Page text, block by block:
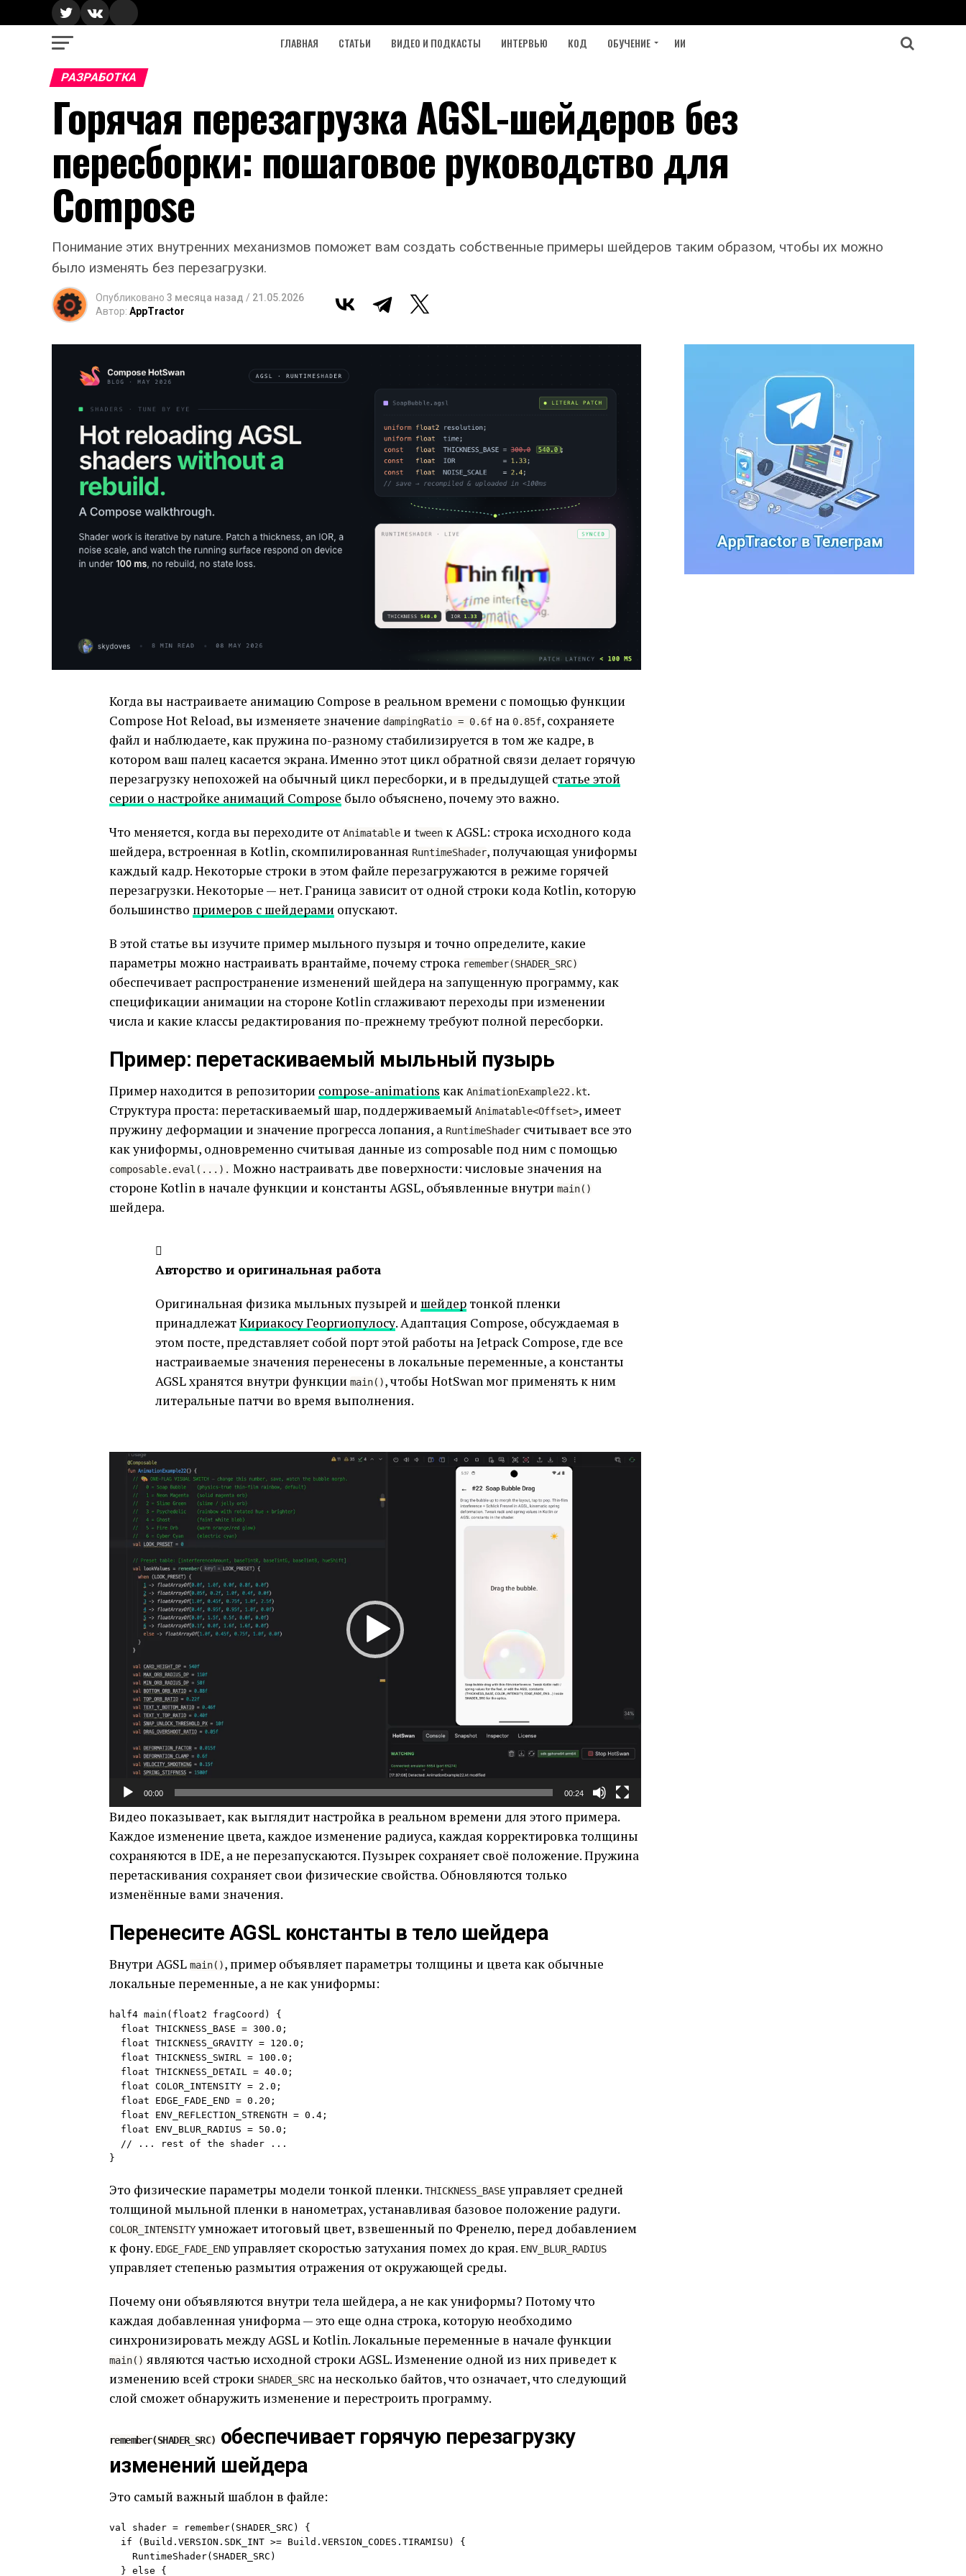
ГЛАВНАЯ СТАТЬИ ВИДЕО И ПОДКАСТЫ ИНТЕРВЬЮ КОД ОБУЧЕНИЕ ИИ
РАЗРАБОТКА
Горячая перезагрузка AGSL-шейдеров без
пересборки: пошаговое руководство для
Compose
Понимание этих внутренних механизмов поможет вам создать собственные примеры шейдеров таким образом, чтобы их можно
было изменять без перезагрузки.
Опубликовано 3 месяца назад / 21.05.2026
Автор: AppTractor
Когда вы настраиваете анимацию Compose в реальном времени с помощью функции
Compose Hot Reload, вы изменяете значение dampingRatio = 0.6f на 0.85f, сохраняете
файл и наблюдаете, как пружина по-разному стабилизируется в том же кадре, в
котором ваш палец касается экрана. Именно этот цикл обратной связи делает горячую
перезагрузку непохожей на обычный цикл пересборки, и в предыдущей статье этой
серии о настройке анимаций Compose было объяснено, почему это важно.
Что меняется, когда вы переходите от Animatable и tween к AGSL: строка исходного кода
шейдера, встроенная в Kotlin, скомпилированная RuntimeShader, получающая униформы
каждый кадр. Некоторые строки в этом файле перезагружаются в режиме горячей
перезагрузки. Некоторые — нет. Граница зависит от одной строки кода Kotlin, которую
большинство примеров с шейдерами опускают.
В этой статье вы изучите пример мыльного пузыря и точно определите, какие
параметры можно настраивать врантайме, почему строка remember(SHADER_SRC)
обеспечивает распространение изменений шейдера на запущенную программу, как
спецификации анимации на стороне Kotlin сглаживают переходы при изменении
числа и какие классы редактирования по-прежнему требуют полной пересборки.
Пример: перетаскиваемый мыльный пузырь
Пример находится в репозитории compose-animations как AnimationExample22.kt.
Структура проста: перетаскиваемый шар, поддерживаемый Animatable<Offset>, имеет
пружину деформации и значение прогресса лопания, а RuntimeShader считывает все это
как униформы, одновременно считывая данные из composable под ним с помощью
composable.eval(...). Можно настраивать две поверхности: числовые значения на
стороне Kotlin в начале функции и константы AGSL, объявленные внутри main()
шейдера.
Авторство и оригинальная работа
Оригинальная физика мыльных пузырей и шейдер тонкой пленки
принадлежатКириакосу Георгиопулосу. Адаптация Compose, обсуждаемая в
этом посте, представляет собой порт этой работы на Jetpack Compose, где все
настраиваемые значения перенесены в локальные переменные, а константы
AGSL хранятся внутри функции main(), чтобы HotSwan мог применять к ним
литеральные патчи во время выполнения.
Видеоплеер
00:00 00:24
Видео показывает, как выглядит настройка в реальном времени для этого примера.
Каждое изменение цвета, каждое изменение радиуса, каждая корректировка толщины
сохраняются в IDE, а не перезапускаются. Пузырек сохраняет своё положение. Пружина
перетаскивания сохраняет свои физические свойства. Обновляются только
изменённые вами значения.
Перенесите AGSL константы в тело шейдера
Внутри AGSL main(), пример объявляет параметры толщины и цвета как обычные
локальные переменные, а не как униформы:
half4 main(float2 fragCoord) {
}
Это физические параметры модели тонкой пленки. THICKNESS_BASEуправляет средней
толщиной мыльной пленки в нанометрах, устанавливая базовое положение радуги.
COLOR_INTENSITYумножает итоговый цвет, взвешенный по Френелю, перед добавлением
к фону. EDGE_FADE_ENDуправляет скоростью затухания помех до края. ENV_BLUR_RADIUS
управляет степенью размытия отражения от окружающей среды.
Почему они объявляются внутри тела шейдера, а не как униформы? Потому что
каждая добавленная униформа — это еще одна строка, которую необходимо
синхронизировать между AGSL и Kotlin. Локальные переменные в начале функции
main() являются частью исходной строки AGSL. Изменение одной из них приведет к
изменению всей строки SHADER_SRC на несколько байтов, что означает, что следующий
слой сможет обнаружить изменение и перестроить программу.
remember(SHADER_SRC) обеспечивает горячую перезагрузку
изменений шейдера
Это самый важный шаблон в файле:
val shader = remember(SHADER_SRC) {